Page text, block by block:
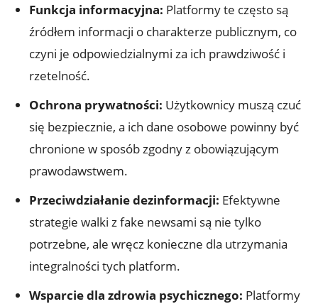
Funkcja informacyjna: Platformy te często są
źródłem informacji o charakterze publicznym, co
czyni je odpowiedzialnymi za ich prawdziwość i
rzetelność.
Ochrona prywatności: Użytkownicy muszą czuć
się bezpiecznie, a ich dane osobowe powinny być
chronione w sposób zgodny z obowiązującym
prawodawstwem.
Przeciwdziałanie dezinformacji: Efektywne
strategie walki z fake newsami są nie tylko
potrzebne, ale wręcz konieczne dla utrzymania
integralności tych platform.
Wsparcie dla zdrowia psychicznego: Platformy